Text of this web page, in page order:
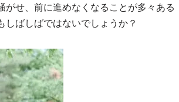
せ、前に進めなくなることが多々ある
ばしばではないでしょうか？